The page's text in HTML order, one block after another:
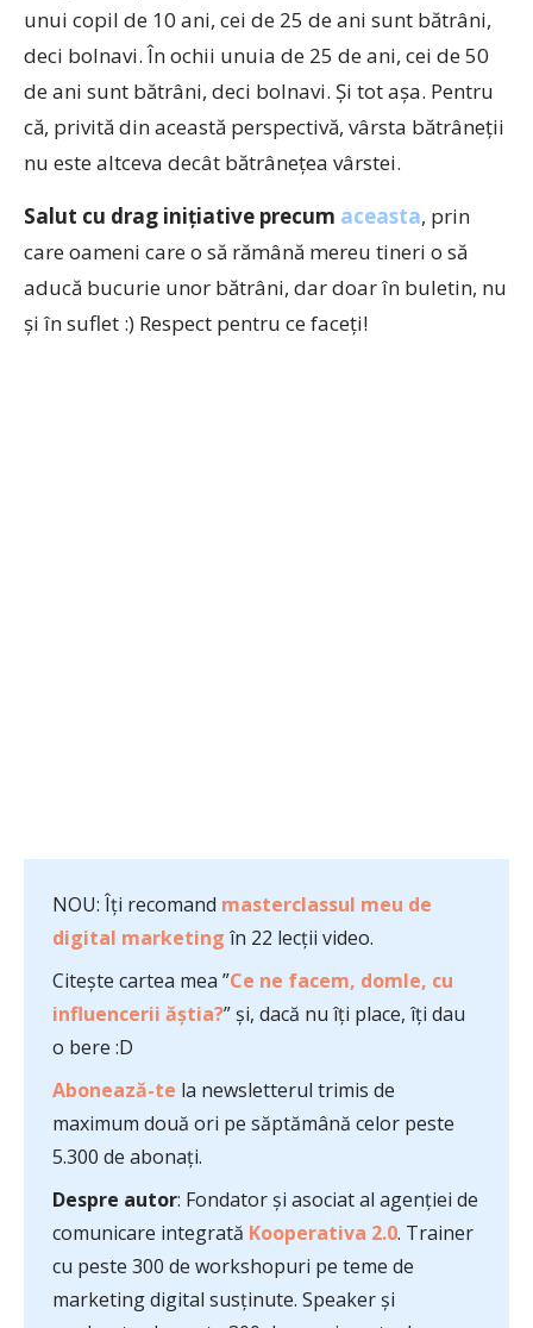
unui copil de 10 ani, cei de 25 de ani sunt bătrâni,
deci bolnavi. În ochii unuia de 25 de ani, cei de 50
de ani sunt bătrâni, deci bolnavi. Şi tot aşa. Pentru
că, privită din această perspectivă, vârsta bătrâneţii
nu este altceva decât bătrâneţea vârstei.
Salut cu drag iniţiative precum aceasta, prin
care oameni care o să rămână mereu tineri o să
aducă bucurie unor bătrâni, dar doar în buletin, nu
şi în suflet :) Respect pentru ce faceţi!
NOU: Îți recomand masterclassul meu de
digital marketing în 22 lecții video.
Citește cartea mea ”Ce ne facem, domle, cu
influencerii ăștia?” și, dacă nu îți place, îți dau
o bere :D
Abonează-te la newsletterul trimis de
maximum două ori pe săptămână celor peste
5.300 de abonați.
Despre autor: Fondator și asociat al agenției de
comunicare integrată Kooperativa 2.0. Trainer
cu peste 300 de workshopuri pe teme de
marketing digital susținute. Speaker și